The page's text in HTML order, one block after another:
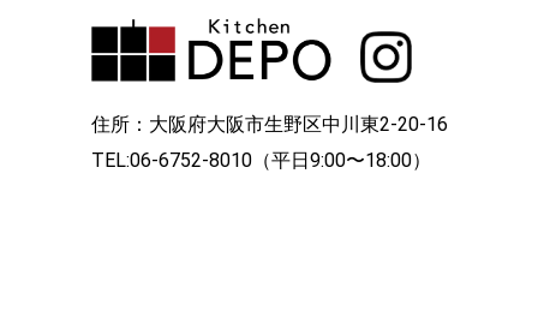
住所：大阪府大阪市生野区中川東2-20-16
TEL:06-6752-8010（平日9:00〜18:00）